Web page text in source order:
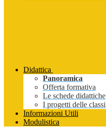
Didattica
Panoramica
Offerta formativa
Le schede didattiche
I progetti delle classi
Informazioni Utili
Modulistica